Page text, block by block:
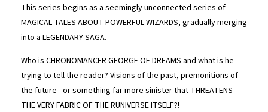
This series begins as a seemingly unconnected series of
MAGICAL TALES ABOUT POWERFUL WIZARDS, gradually merging
into a LEGENDARY SAGA.
Who is CHRONOMANCER GEORGE OF DREAMS and what is he
trying to tell the reader? Visions of the past, premonitions of
the future - or something far more sinister that THREATENS
THE VERY FABRIC OF THE RUNIVERSE ITSELF?!